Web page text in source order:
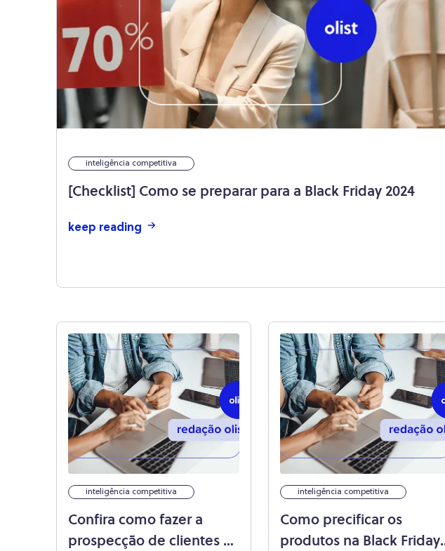
inteligência competitiva
[Checklist] Como se preparar para a Black Friday 2024
keep reading
inteligência competitiva
Confira como fazer a
prospecção de clientes na
inteligência competitiva
Como precificar os
produtos na Black Friday